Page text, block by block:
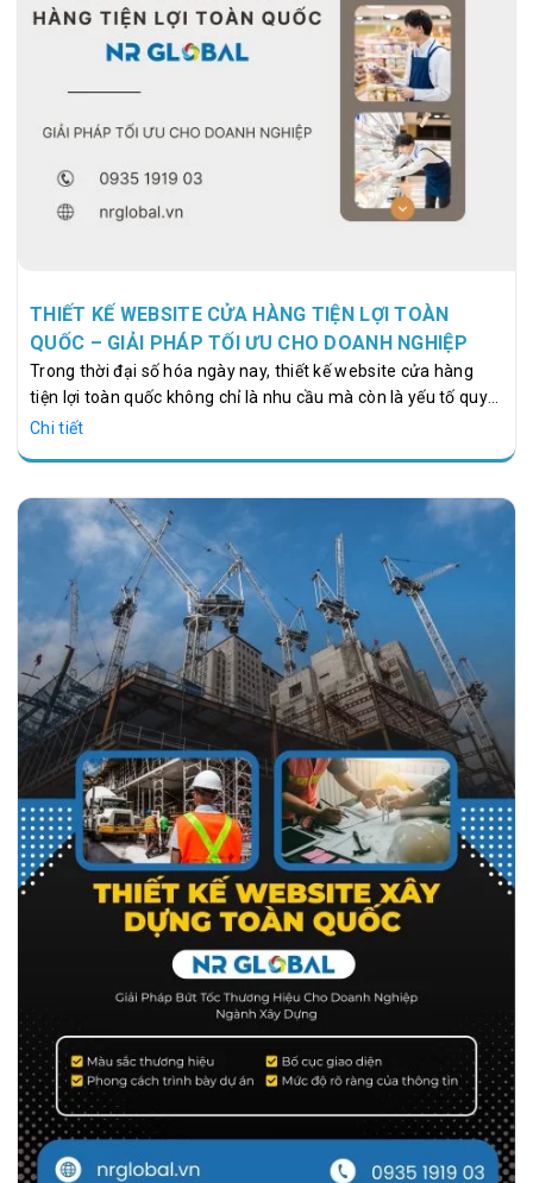
THIẾT KẾ WEBSITE CỬA HÀNG TIỆN LỢI TOÀN
QUỐC – GIẢI PHÁP TỐI ƯU CHO DOANH NGHIỆP
Trong thời đại số hóa ngày nay, thiết kế website cửa hàng
tiện lợi toàn quốc không chỉ là nhu cầu mà còn là yếu tố quyết
định để doanh nghiệp tăng trưởng bền vững. Một website
nâng cao doanh thu. Với kinh nghiệm nhiều năm trong lĩnh
vực thiết kế web, NR Global cung cấp giải pháp toàn diện, từ
thiết kế giao diện đến tối ưu SEO, giúp thương hiệu của bạn
nổi bật trên thị trường.…
Chi tiết